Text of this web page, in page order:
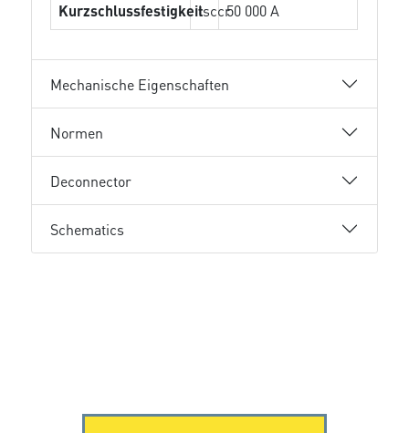
KurzschlussfestigkeitIsccr50 000 A
Mechanische Eigenschaften
Normen
Deconnector
Schematics